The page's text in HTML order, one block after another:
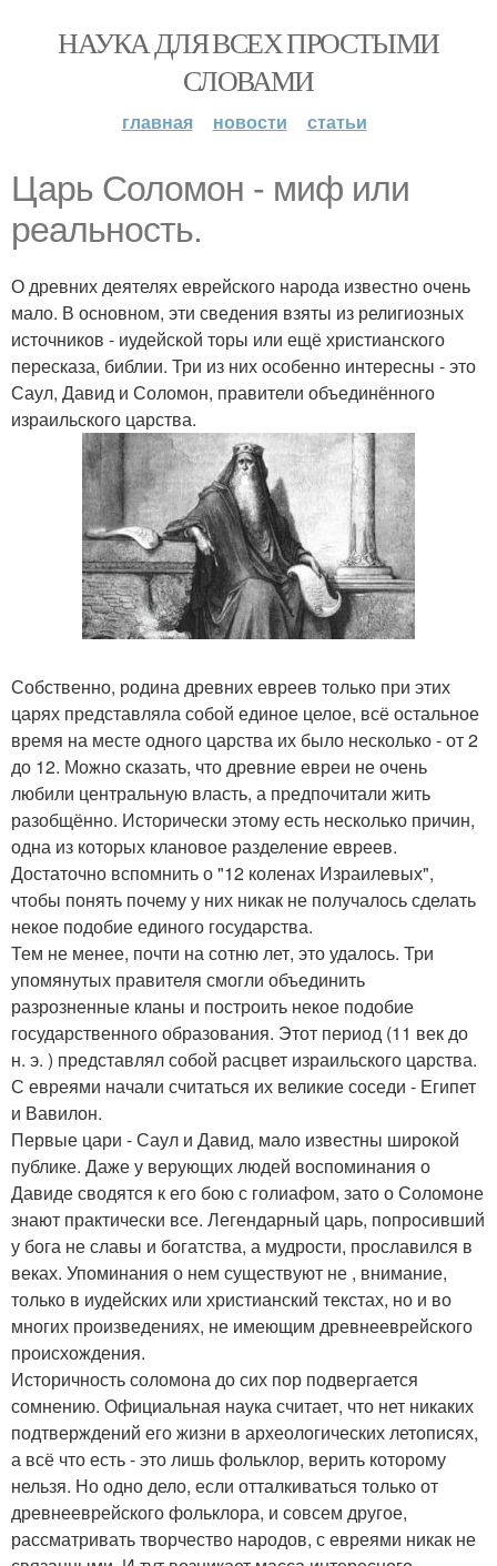
НАУКА ДЛЯ ВСЕХ ПРОСТЫМИ
СЛОВАМИ
главная новости статьи
Царь Соломон - миф или
реальность.
О древних деятелях еврейского народа известно очень
мало. В основном, эти сведения взяты из религиозных
источников - иудейской торы или ещё христианского
пересказа, библии. Три из них особенно интересны - это
Саул, Давид и Соломон, правители объединённого
израильского царства.
Собственно, родина древних евреев только при этих
царях представляла собой единое целое, всё остальное
время на месте одного царства их было несколько - от 2
до 12. Можно сказать, что древние евреи не очень
любили центральную власть, а предпочитали жить
разобщённо. Исторически этому есть несколько причин,
одна из которых клановое разделение евреев.
Достаточно вспомнить о "12 коленах Израилевых",
чтобы понять почему у них никак не получалось сделать
некое подобие единого государства.
Тем не менее, почти на сотню лет, это удалось. Три
упомянутых правителя смогли объединить
разрозненные кланы и построить некое подобие
государственного образования. Этот период (11 век до
н. э. ) представлял собой расцвет израильского царства.
С евреями начали считаться их великие соседи - Египет
и Вавилон.
Первые цари - Саул и Давид, мало известны широкой
публике. Даже у верующих людей воспоминания о
Давиде сводятся к его бою с голиафом, зато о Соломоне
знают практически все. Легендарный царь, попросивший
у бога не славы и богатства, а мудрости, прославился в
веках. Упоминания о нем существуют не , внимание,
только в иудейских или христианский текстах, но и во
многих произведениях, не имеющим древнееврейского
происхождения.
Историчность соломона до сих пор подвергается
сомнению. Официальная наука считает, что нет никаких
подтверждений его жизни в археологических летописях,
а всё что есть - это лишь фольклор, верить которому
нельзя. Но одно дело, если отталкиваться только от
древнееврейского фольклора, и совсем другое,
рассматривать творчество народов, с евреями никак не